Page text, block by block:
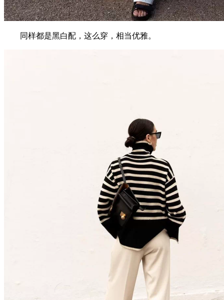
同样都是黑白配，这么穿，相当优雅。